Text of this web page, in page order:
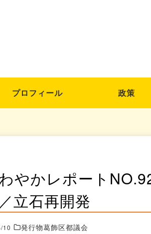
プロフィール 政策
わやかレポート
立石再開発
10 発行物葛飾区都議会